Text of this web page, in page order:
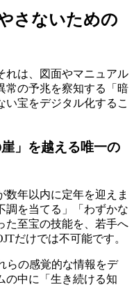
さないための
れは、図面やマニュアル
常の予兆を察知する「暗
宝をデジタル化するこ
」を越える唯一の
数年以内に定年を迎えま
調を当てる」「わずかな
た至宝の技能を、若手へ
だけでは不可能です。
らの感覚的な情報をデ
の中に「生き続ける知